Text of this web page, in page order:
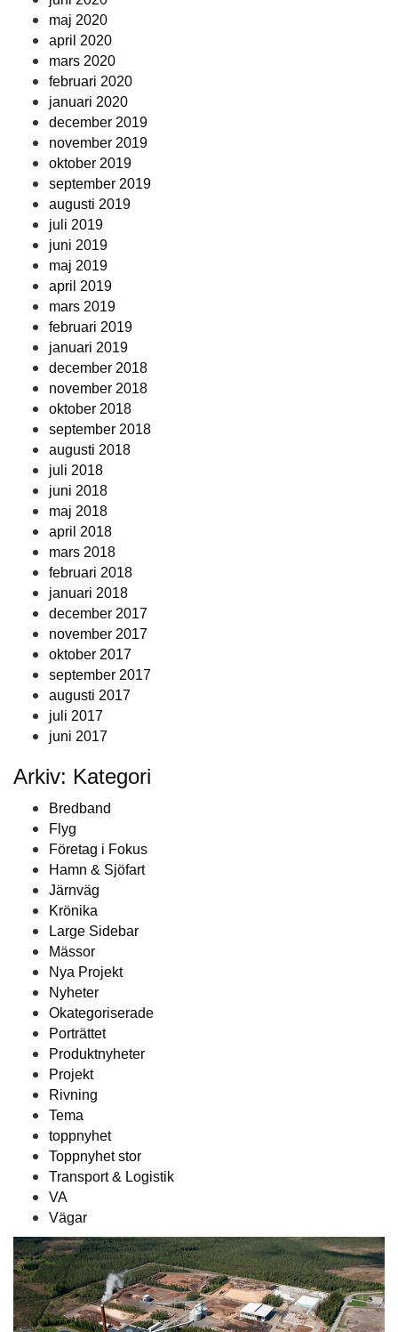
maj 2020
april 2020
mars 2020
februari 2020
januari 2020
december 2019
november 2019
oktober 2019
september 2019
augusti 2019
juli 2019
juni 2019
maj 2019
april 2019
mars 2019
februari 2019
januari 2019
december 2018
november 2018
oktober 2018
september 2018
augusti 2018
juli 2018
juni 2018
maj 2018
april 2018
mars 2018
februari 2018
januari 2018
december 2017
november 2017
oktober 2017
september 2017
augusti 2017
juli 2017
juni 2017
Arkiv: Kategori
Bredband
Flyg
Företag i Fokus
Hamn & Sjöfart
Järnväg
Krönika
Large Sidebar
Mässor
Nya Projekt
Nyheter
Okategoriserade
Porträttet
Produktnyheter
Projekt
Rivning
Tema
toppnyhet
Toppnyhet stor
Transport & Logistik
VA
Vägar